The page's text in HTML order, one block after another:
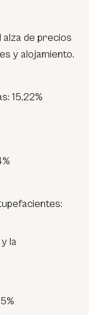
alza de precios
y alojamiento.
15,22%
la